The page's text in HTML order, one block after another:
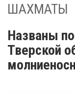
ШАХМАТЫ
Названы
Тверской